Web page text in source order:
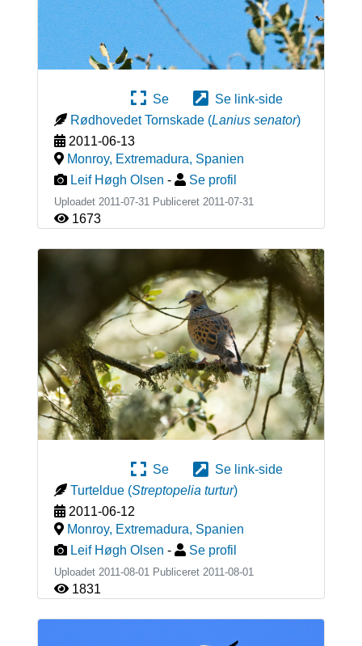
Se
Se link-side
Rødhovedet Tornskade (Lanius senator)
2011-06-13
Monroy, Extremadura, Spanien
Leif Høgh Olsen - Se profil
Uploadet 2011-07-31 Publiceret 2011-07-31
1673
Se
Se link-side
Turteldue (Streptopelia turtur)
2011-06-12
Monroy, Extremadura, Spanien
Leif Høgh Olsen - Se profil
Uploadet 2011-08-01 Publiceret 2011-08-01
1831